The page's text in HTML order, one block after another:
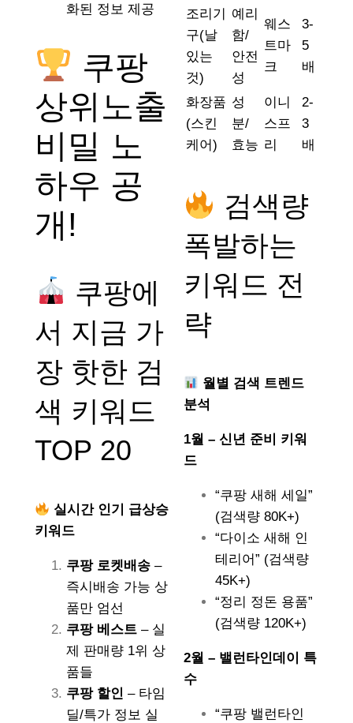
화된 정보 제공
쿠팡
상위노출
비밀 노
하우 공
개!
쿠팡에
서 지금 가
장 핫한 검
색 키워드
TOP 20
실시간 인기 급상승
키워드
쿠팡 로켓배송 –
즉시배송 가능 상
품만 엄선
쿠팡 베스트 – 실
제 판매량 1위 상
품들
쿠팡 할인 – 타임
딜/특가 정보 실
조리기
구(날
있는
것)
예리
함/
안전
성
웨스
트마
크
3-
5
배
화장품
(스킨
케어)
성
분/
효능
이니
스프
리
2-
3
배
검색량
폭발하는
키워드 전
략
월별 검색 트렌드
분석
1월 – 신년 준비 키워
드
“쿠팡 새해 세일”
(검색량 80K+)
“다이소 새해 인
테리어” (검색량
45K+)
“정리 정돈 용품”
(검색량 120K+)
2월 – 밸런타인데이 특
수
“쿠팡 밸런타인